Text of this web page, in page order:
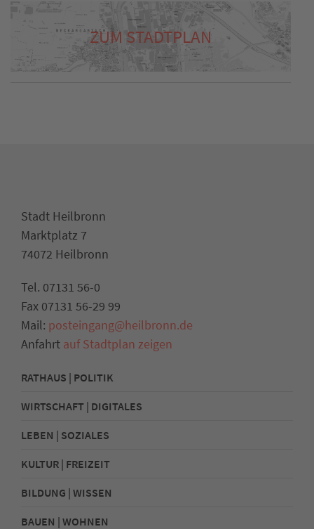
ZUM STADTPLAN
Stadt Heilbronn
Marktplatz 7
74072 Heilbronn
Tel. 07131 56-0
Fax 07131 56-29 99
Mail: posteingang@heilbronn.de
Anfahrt auf Stadtplan zeigen
RATHAUS | POLITIK
WIRTSCHAFT | DIGITALES
LEBEN | SOZIALES
KULTUR | FREIZEIT
BILDUNG | WISSEN
BAUEN | WOHNEN